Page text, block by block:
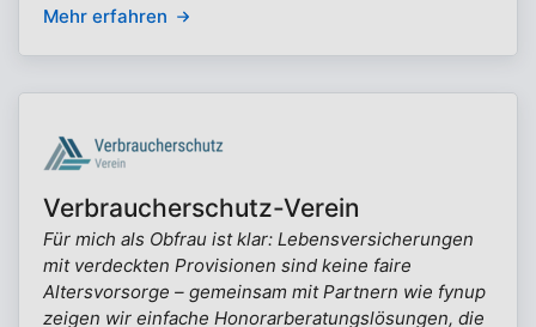
Mehr erfahren
Verbraucherschutz-Verein
Für mich als Obfrau ist klar: Lebensversicherungen
mit verdeckten Provisionen sind keine faire
Altersvorsorge – gemeinsam mit Partnern wie fynup
zeigen wir einfache Honorarberatungslösungen, die